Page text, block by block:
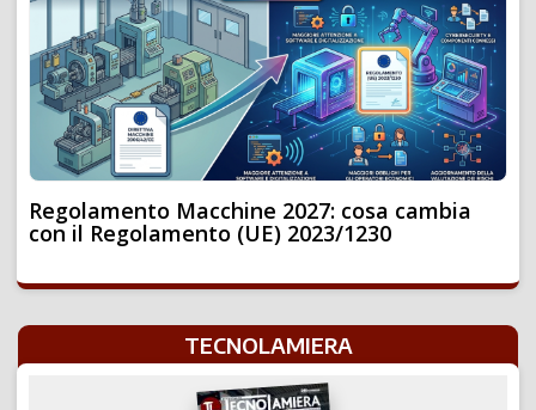
Regolamento Macchine 2027: cosa cambia
con il Regolamento (UE) 2023/1230
TECNOLAMIERA